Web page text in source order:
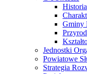
Historia
Gminy
Jednostki
Powiatowe
Strategia